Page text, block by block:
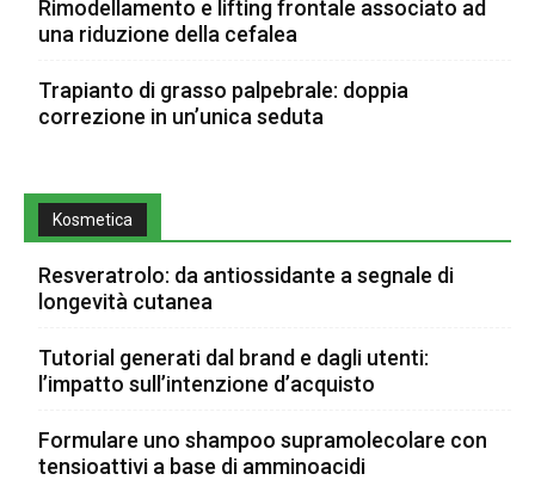
Rimodellamento e lifting frontale associato ad
una riduzione della cefalea
Trapianto di grasso palpebrale: doppia
correzione in un’unica seduta
Kosmetica
Resveratrolo: da antiossidante a segnale di
longevità cutanea
Tutorial generati dal brand e dagli utenti:
l’impatto sull’intenzione d’acquisto
Formulare uno shampoo supramolecolare con
tensioattivi a base di amminoacidi